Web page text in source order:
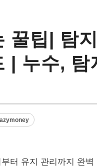
꿀팁| 탐
| 누수,
lazymoney
부터 유지 관리까지 완